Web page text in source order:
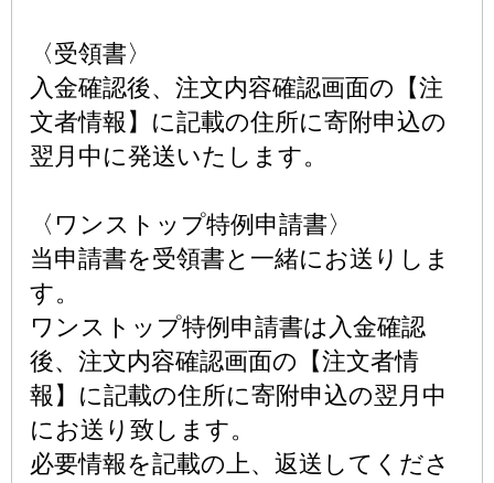
〈受領書〉
入金確認後、注文内容確認画面の【注
文者情報】に記載の住所に寄附申込の
翌月中に発送いたします。
〈ワンストップ特例申請書〉
当申請書を受領書と一緒にお送りしま
す。
ワンストップ特例申請書は入金確認
後、注文内容確認画面の【注文者情
報】に記載の住所に寄附申込の翌月中
にお送り致します。
必要情報を記載の上、返送してくださ